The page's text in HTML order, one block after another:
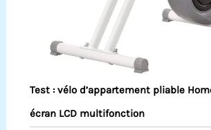
Test : vélo d’appartement pliable
écran LCD multifonction